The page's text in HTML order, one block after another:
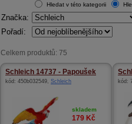
Hledat v této kategorii
Značka:
Pořadí:
Celkem produktů: 75
Schleich 14737 - Papoušek
kód: 450b032549, Schleich
skladem
179 Kč
kód: